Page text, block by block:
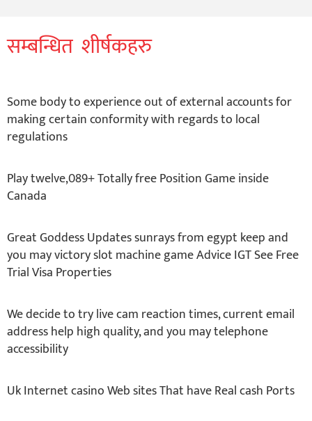
सम्बन्धित शीर्षकहरु
Some body to experience out of external accounts for
making certain conformity with regards to local
regulations
Play twelve,089+ Totally free Position Game inside
Canada
Great Goddess Updates sunrays from egypt keep and
you may victory slot machine game Advice IGT See Free
Trial Visa Properties
We decide to try live cam reaction times, current email
address help high quality, and you may telephone
accessibility
Uk Internet casino Web sites That have Real cash Ports